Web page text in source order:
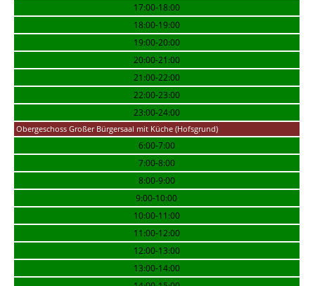
17:00-18:00
18:00-19:00
19:00-20:00
20:00-21:00
21:00-22:00
22:00-23:00
23:00-24:00
Obergeschoss Großer Bürgersaal mit Küche (Hofsgrund)
6:00-7:00
7:00-8:00
8:00-9:00
9:00-10:00
10:00-11:00
11:00-12:00
12:00-13:00
13:00-14:00